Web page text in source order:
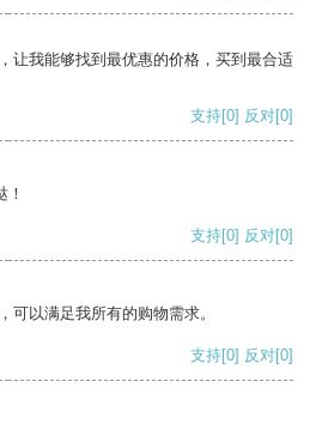
让我能够找到最优惠的价格，买到最合适
支持[0] 反对[0]
！
支持[0] 反对[0]
可以满足我所有的购物需求。
支持[0] 反对[0]